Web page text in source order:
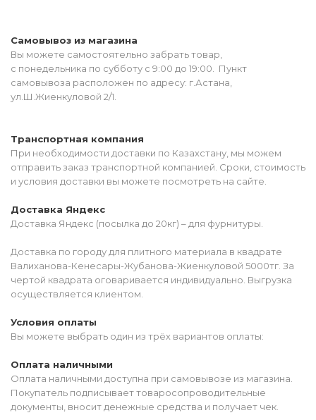
Самовывоз из магазина
Вы можете самостоятельно забрать товар,
с понедельника по субботу с 9:00 до 19:00. Пункт
самовывоза расположен по адресу: г.Астана,
ул.Ш.Жиенкуловой 2/1.
Транспортная компания
При необходимости доставки по Казахстану, мы можем
отправить заказ транспортной компанией. Сроки, стоимость
и условия доставки вы можете посмотреть на сайте.
Доставка Яндекс
Доставка Яндекс (посылка до 20кг) – для фурнитуры.
Доставка по городу для плитного материала в квадрате
Валиханова-Кенесары-Жубанова-Жиенкуловой 5000тг. За
чертой квадрата оговаривается индивидуально. Выгрузка
осуществляется клиентом.
Условия оплаты
Вы можете выбрать один из трёх вариантов оплаты:
Оплата наличными
Оплата наличными доступна при самовывозе из магазина.
Покупатель подписывает товаросопроводительные
документы, вносит денежные средства и получает чек.